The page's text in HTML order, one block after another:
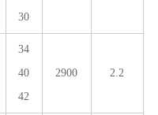
30
34
40
42
2900 2.2